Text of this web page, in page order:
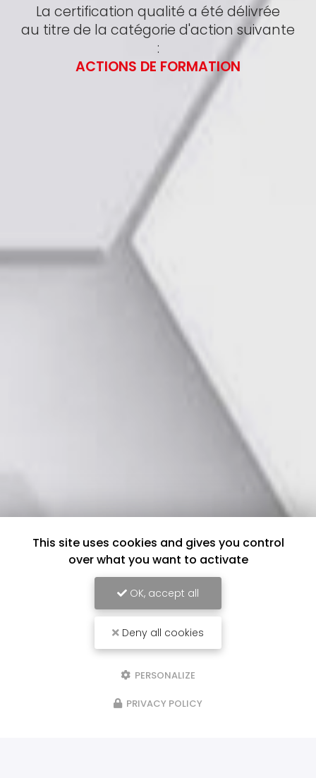
La certification qualité a été délivrée
au titre de la catégorie d'action suivante
:
ACTIONS DE FORMATION
This site uses cookies and gives you control
over what you want to activate
OK, accept all
Deny all cookies
PERSONALIZE
PRIVACY POLICY